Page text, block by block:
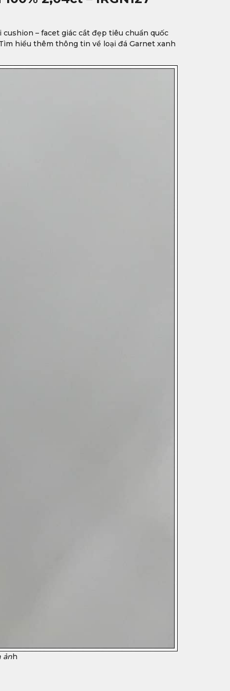
cushion – facet giác cắt đẹp tiêu chuẩn quốc
hiểu thêm thông tin về loại đá Garnet xanh
ảnh